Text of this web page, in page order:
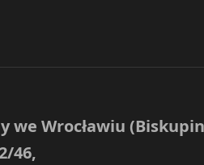
we Wrocławiu
46,